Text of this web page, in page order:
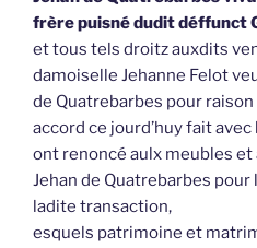
frère puisné dudit déffunct
et tous tels droitz auxdits
damoiselle Jehanne Felot
de Quatrebarbes pour
accord ce jourd’huy fait
ont renoncé aulx meubles
Jehan de Quatrebarbes
ladite transaction,
esquels patrimoine et